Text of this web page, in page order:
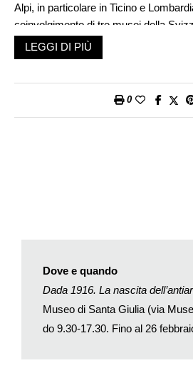
Alpi, in particolare in Ticino e
coinvolgimento di tre musei della
Pinacoteca di Casa Rusca a Locarno,
Museo Comunale d’Arte Moderna di
accanto ad altri importanti prestatori,
comprovata autenticità grazie
stessa favorevole dinamica si
molti dei surrealisti, a partire
André Breton.
LEGGI DI PIÙ
0
Dove e quando
Dada 1916. La nascita
Museo di Santa Giulia (via
do 9.30-17.30. Fino al 26